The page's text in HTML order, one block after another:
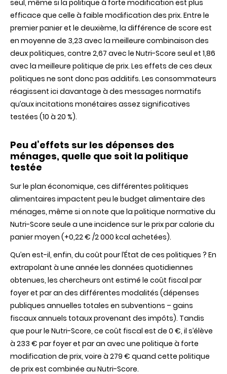
seul, même si la politique à forte modification est plus
efficace que celle à faible modification des prix. Entre le
premier panier et le deuxième, la différence de score est
en moyenne de 3,23 avec la meilleure combinaison des
deux politiques, contre 2,67 avec le Nutri-Score seul et 1,86
avec la meilleure politique de prix. Les effets de ces deux
politiques ne sont donc pas additifs. Les consommateurs
réagissent ici davantage à des messages normatifs
qu’aux incitations monétaires assez significatives
testées (10 à 20 %).
Peu d’effets sur les dépenses des
ménages, quelle que soit la politique
testée
Sur le plan économique, ces différentes politiques
alimentaires impactent peu le budget alimentaire des
ménages, même si on note que la politique normative du
Nutri-Score seule a une incidence sur le prix par calorie du
panier moyen (+0,22 € /2 000 kcal achetées).
Qu’en est-il, enfin, du coût pour l’État de ces politiques ? En
extrapolant à une année les données quotidiennes
obtenues, les chercheurs ont estimé le coût fiscal par
foyer et par an des différentes modalités (dépenses
publiques annuelles totales en subventions – gains
fiscaux annuels totaux provenant des impôts). Tandis
que pour le Nutri-Score, ce coût fiscal est de 0 €, il s’élève
à 233 € par foyer et par an avec une politique à forte
modification de prix, voire à 279 € quand cette politique
de prix est combinée au Nutri-Score.